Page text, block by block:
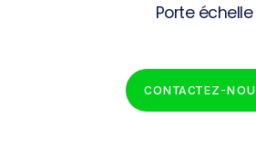
Porte échelle
CONTACTEZ-